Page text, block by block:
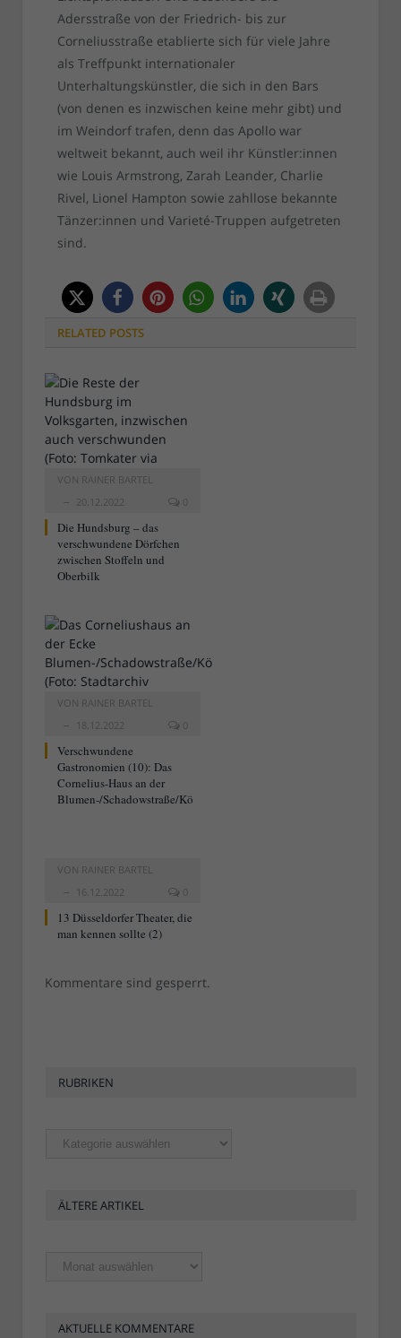
Adersstraße von der Friedrich- bis zur
Corneliusstraße etablierte sich für viele Jahre
als Treffpunkt internationaler
Unterhaltungskünstler, die sich in den Bars
(von denen es inzwischen keine mehr gibt) und
im Weindorf trafen, denn das Apollo war
weltweit bekannt, auch weil ihr Künstler:innen
wie Louis Armstrong, Zarah Leander, Charlie
Rivel, Lionel Hampton sowie zahllose bekannte
Tänzer:innen und Varieté-Truppen aufgetreten
sind.
RELATED POSTS
VON RAINER BARTEL
20.12.2022
0
Die Hundsburg – das
verschwundene Dörfchen
zwischen Stoffeln und
Oberbilk
VON RAINER BARTEL
18.12.2022
0
Verschwundene
Gastronomien (10): Das
Cornelius-Haus an der
Blumen-/Schadowstraße/Kö
VON RAINER BARTEL
16.12.2022
0
13 Düsseldorfer Theater, die
man kennen sollte (2)
Kommentare sind gesperrt.
RUBRIKEN
Rubriken
ÄLTERE ARTIKEL
Ältere
Artikel
AKTUELLE KOMMENTARE